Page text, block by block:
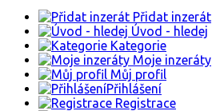
Přidat inzerát
Úvod - hledej
Kategorie
Moje inzeráty
Můj profil
Přihlášení
Registrace